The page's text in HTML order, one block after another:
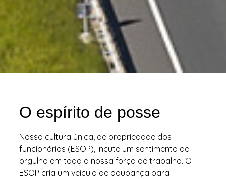
O espírito de posse
Nossa cultura única, de propriedade dos
funcionários (ESOP), incute um sentimento de
orgulho em toda a nossa força de trabalho. O
ESOP cria um veículo de poupança para